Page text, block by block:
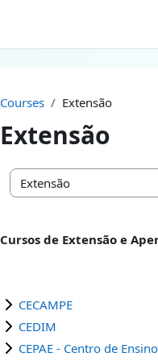
Courses Extensão
Extensão
Course categories
Cursos de Extensão e
CECAMPE
CEDIM
CEPAE - Centro de